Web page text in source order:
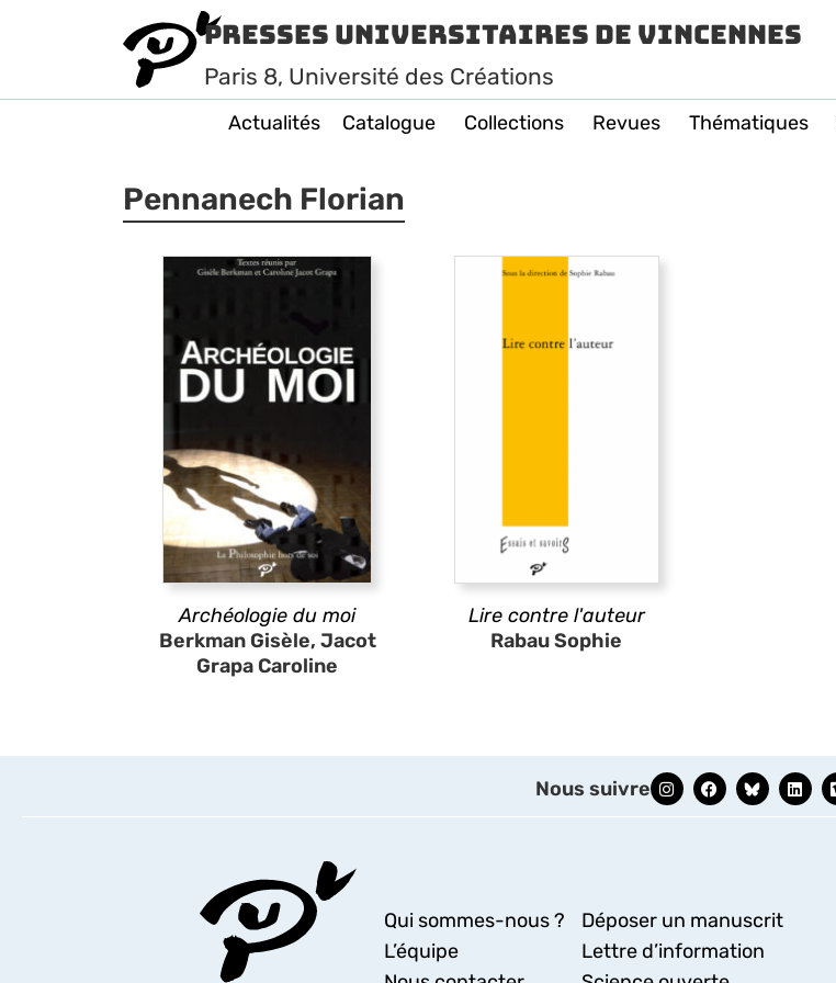
Presses Universitaires de Vincennes
Paris 8, Université des Créations
Actualités Catalogue Collections Revues Thématiques
Pennanech Florian
Archéologie du moi
Berkman Gisèle, Jacot
Grapa Caroline
Lire contre l'auteur
Rabau Sophie
Nous suivre
Qui sommes-nous ?
L’équipe
Déposer un manuscrit
Lettre d’information